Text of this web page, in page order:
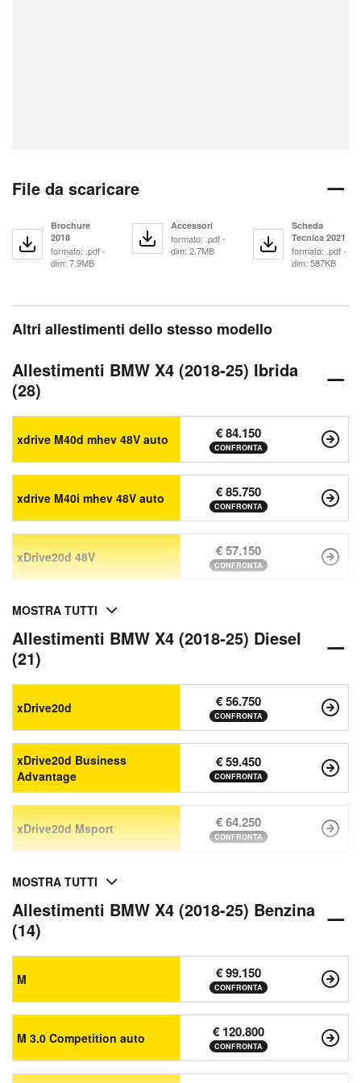
File da scaricare
Brochure
2018
formato: .pdf -
dim: 7.9MB
Accessori
formato: .pdf -
dim: 2.7MB
Scheda
Tecnica 2021
formato: .pdf -
dim: 587KB
Altri allestimenti dello stesso modello
Allestimenti BMW X4 (2018-25) Ibrida
(28)
xdrive M40d mhev 48V auto € 84.150
CONFRONTA
xdrive M40i mhev 48V auto € 85.750
CONFRONTA
xDrive20d 48V € 57.150
CONFRONTA
MOSTRA TUTTI
Allestimenti BMW X4 (2018-25) Diesel
(21)
xDrive20d € 56.750
CONFRONTA
xDrive20d Business
Advantage
€ 59.450
CONFRONTA
xDrive20d Msport € 64.250
CONFRONTA
MOSTRA TUTTI
Allestimenti BMW X4 (2018-25) Benzina
(14)
M € 99.150
CONFRONTA
M 3.0 Competition auto € 120.800
CONFRONTA